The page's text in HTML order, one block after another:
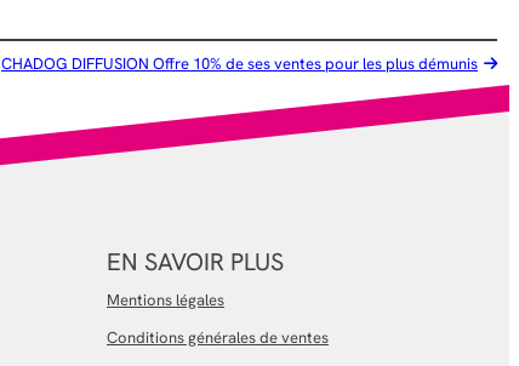
CHADOG DIFFUSION Offre 10% de ses ventes pour les plus démunis
EN SAVOIR PLUS
Mentions légales
Conditions générales de ventes